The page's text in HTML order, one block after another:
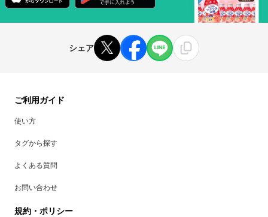
シェア
ご利用ガイド
使い方
タグから探す
よくある質問
お問い合わせ
規約・ポリシー